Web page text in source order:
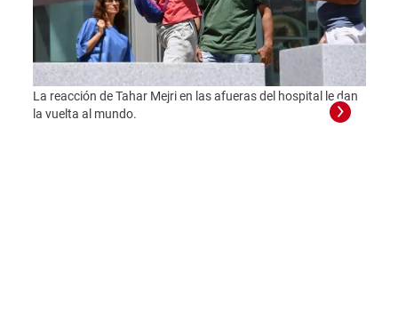
La reacción de Tahar Mejri en las afueras del hospital le dan
la vuelta al mundo.